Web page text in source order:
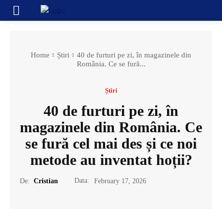
Home Știri
40 de furturi pe zi, în magazinele din
România. Ce se fură...
Știri
40 de furturi pe zi, în
magazinele din România. Ce
se fură cel mai des și ce noi
metode au inventat hoții?
De: Cristian Data: February 17, 2026